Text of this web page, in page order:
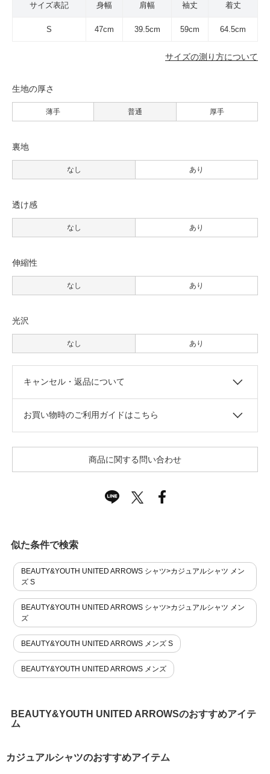
サイズ表記 身幅 肩幅 袖丈 着丈
S 47cm 39.5cm 59cm 64.5cm
サイズの測り方について
生地の厚さ
薄手 普通 厚手
裏地
なし あり
透け感
なし あり
伸縮性
なし あり
光沢
なし あり
キャンセル・返品について
お買い物時のご利用ガイドはこちら
商品に関する問い合わせ
似た条件で検索
BEAUTY&YOUTH UNITED ARROWS シャツ>カジュアルシャツ メン
ズ S
BEAUTY&YOUTH UNITED ARROWS シャツ>カジュアルシャツ メン
ズ
BEAUTY&YOUTH UNITED ARROWS メンズ S
BEAUTY&YOUTH UNITED ARROWS メンズ
BEAUTY&YOUTH UNITED ARROWSのおすすめアイテ
ム
カジュアルシャツのおすすめアイテム